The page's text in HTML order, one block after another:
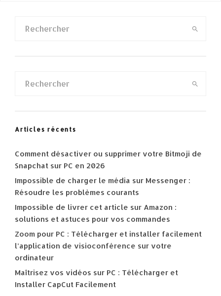
Articles récents
Comment désactiver ou supprimer votre Bitmoji de
Snapchat sur PC en 2026
Impossible de charger le média sur Messenger :
Résoudre les problèmes courants
Impossible de livrer cet article sur Amazon :
solutions et astuces pour vos commandes
Zoom pour PC : Télécharger et installer facilement
l’application de visioconférence sur votre
ordinateur
Maîtrisez vos vidéos sur PC : Télécharger et
Installer CapCut Facilement